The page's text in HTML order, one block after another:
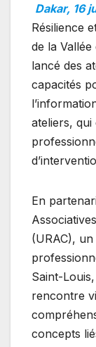
Dakar, 16
Résilience
de la
lancé des
capacités
ateliers,
En
(URAC),
Saint-
rencontre
concepts